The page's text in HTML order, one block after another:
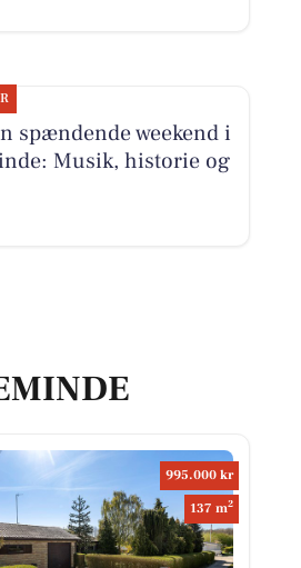
spændende weekend i
Musik, historie og
995.000 kr
137 m2